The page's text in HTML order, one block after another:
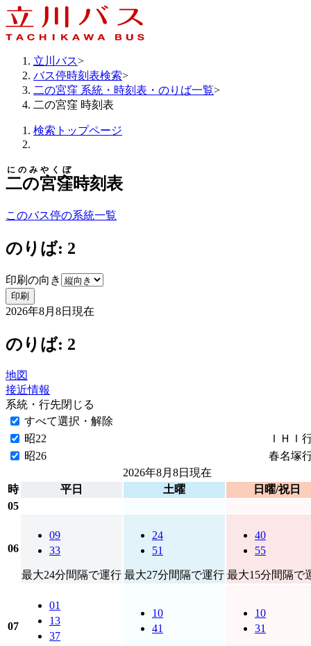
立川バス>
バス停時刻表検索>
二の宮窪 系統・時刻表・のりば一覧>
二の宮窪 時刻表
検索トップページ
二の宮窪
にのみやくぼ
時刻表
このバス停の系統一覧
のりば: 2
印刷の向き
印刷
2026年8月8日 現在
のりば: 2
地図
接近情報
系統・行先閉じる
すべて選択・解除
昭22
ＩＨＩ
昭26
春名塚
2026年8月8日 現在
時
平日 土曜
日曜/祝日
05
06
09
33
最大24分間隔で運行
24
51
最大27分間隔で運行
40
55
最大15分間隔で
07
01
13
37
10
41
10
31